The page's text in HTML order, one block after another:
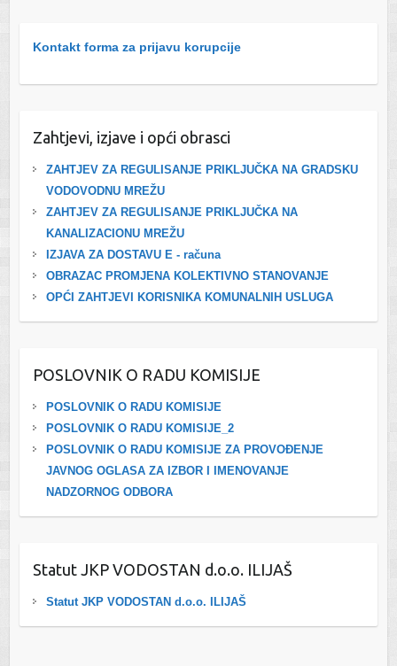
Kontakt forma za prijavu korupcije
Zahtjevi, izjave i opći obrasci
ZAHTJEV ZA REGULISANJE PRIKLJUČKA NA GRADSKU
VODOVODNU MREŽU
ZAHTJEV ZA REGULISANJE PRIKLJUČKA NA
KANALIZACIONU MREŽU
IZJAVA ZA DOSTAVU E - računa
OBRAZAC PROMJENA KOLEKTIVNO STANOVANJE
OPĆI ZAHTJEVI KORISNIKA KOMUNALNIH USLUGA
POSLOVNIK O RADU KOMISIJE
POSLOVNIK O RADU KOMISIJE
POSLOVNIK O RADU KOMISIJE_2
POSLOVNIK O RADU KOMISIJE ZA PROVOĐENJE
JAVNOG OGLASA ZA IZBOR I IMENOVANJE
NADZORNOG ODBORA
Statut JKP VODOSTAN d.o.o. ILIJAŠ
Statut JKP VODOSTAN d.o.o. ILIJAŠ